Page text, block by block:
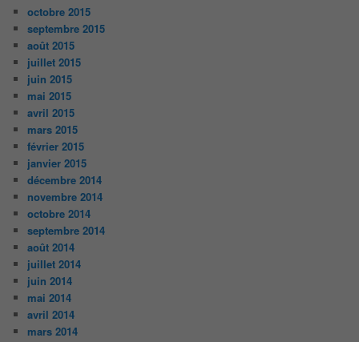
octobre 2015
septembre 2015
août 2015
juillet 2015
juin 2015
mai 2015
avril 2015
mars 2015
février 2015
janvier 2015
décembre 2014
novembre 2014
octobre 2014
septembre 2014
août 2014
juillet 2014
juin 2014
mai 2014
avril 2014
mars 2014